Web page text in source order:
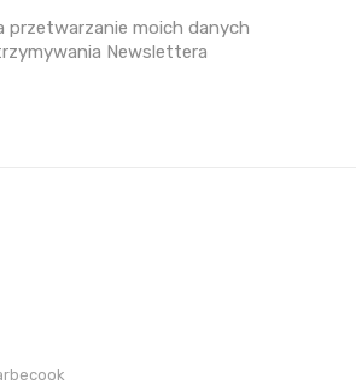
przetwarzanie moich danych
Newslettera